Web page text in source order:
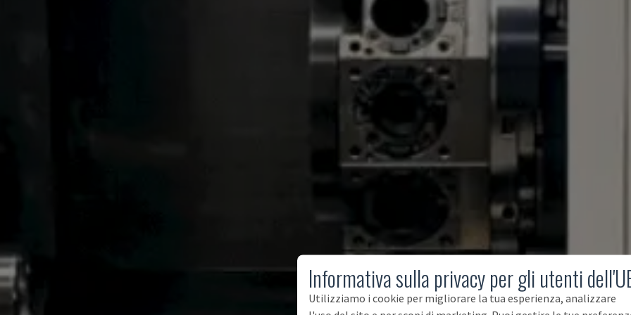
Informativa sulla privacy per gli utenti
Utilizziamo i cookie per migliorare la tua esperienza, analizzare